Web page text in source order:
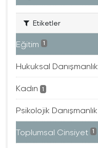
Etiketler
Eğitim 1
Hukuksal Danışmanlık
Kadın 1
Psikolojik Danışmanlık
Toplumsal Cinsiyet 1